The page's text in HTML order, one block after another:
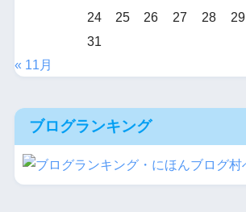
24
25 26 27 28 29
31
« 11月
ブログランキング